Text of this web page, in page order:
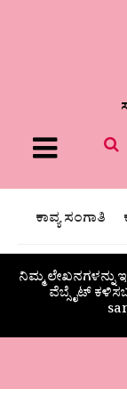
Menu
ಕಾವ್ಯ ಸಂಗಾತಿ
ನಿಮ್ಮ
ವೆಬ್ಸೈಟ್